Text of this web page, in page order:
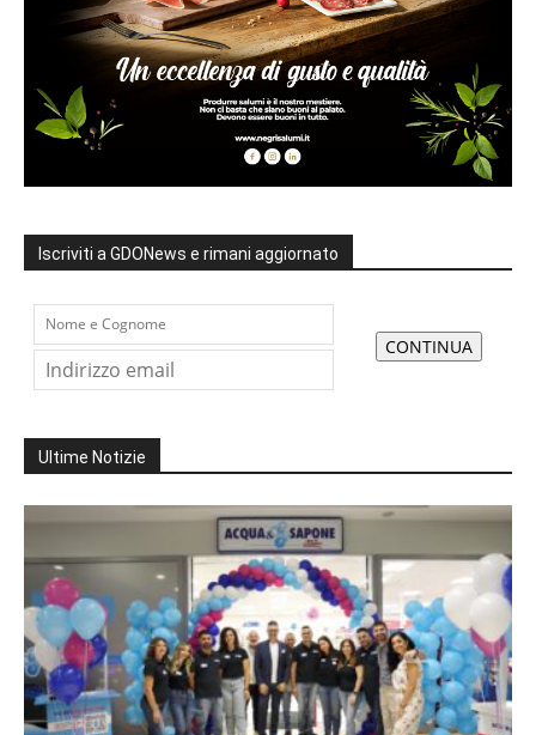
Iscriviti a GDONews e rimani aggiornato
Ultime Notizie